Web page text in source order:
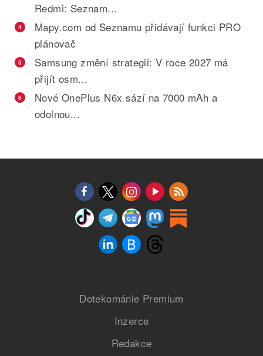
Redmi: Seznam...
4
Mapy.com od Seznamu přidávají funkci PRO
plánovač
5
Samsung změní strategii: V roce 2027 má
přijít osm...
6
Nové OnePlus N6x sází na 7000 mAh a
odolnou...
Dotekománie Premium
Inzerce
Redakce